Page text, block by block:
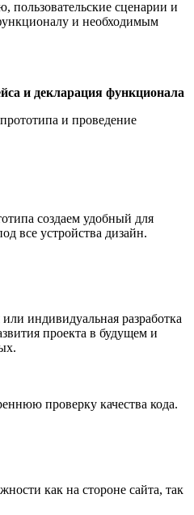
пользовательские сценарии и
и необходимым
и декларация функционала
и проведение
создаем удобный для
все устройства дизайн.
индивидуальная разработка
проекта в будущем и
проверку качества кода.
как на стороне сайта, так